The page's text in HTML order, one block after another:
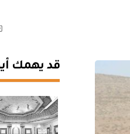
قد يهمك